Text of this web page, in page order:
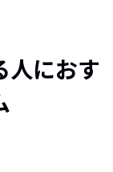
人におす